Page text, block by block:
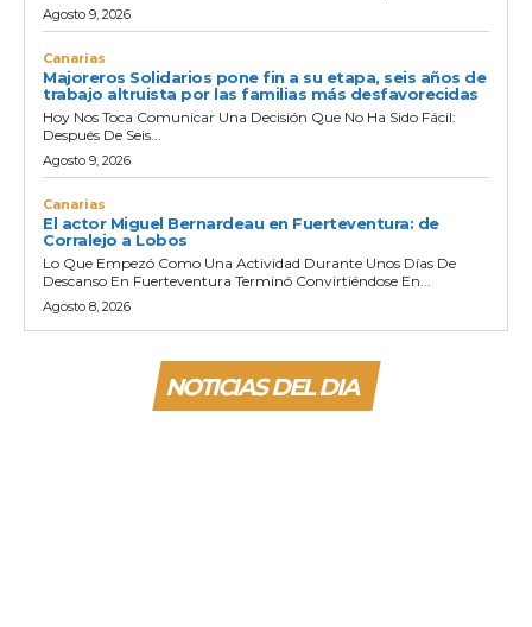
Agosto 9, 2026
Canarias
Majoreros Solidarios pone fin a su etapa, seis años de
trabajo altruista por las familias más desfavorecidas
Hoy Nos Toca Comunicar Una Decisión Que No Ha Sido Fácil:
Después De Seis...
Agosto 9, 2026
Canarias
El actor Miguel Bernardeau en Fuerteventura: de
Corralejo a Lobos
Lo Que Empezó Como Una Actividad Durante Unos Días De
Descanso En Fuerteventura Terminó Convirtiéndose En...
Agosto 8, 2026
NOTICIAS DEL DIA